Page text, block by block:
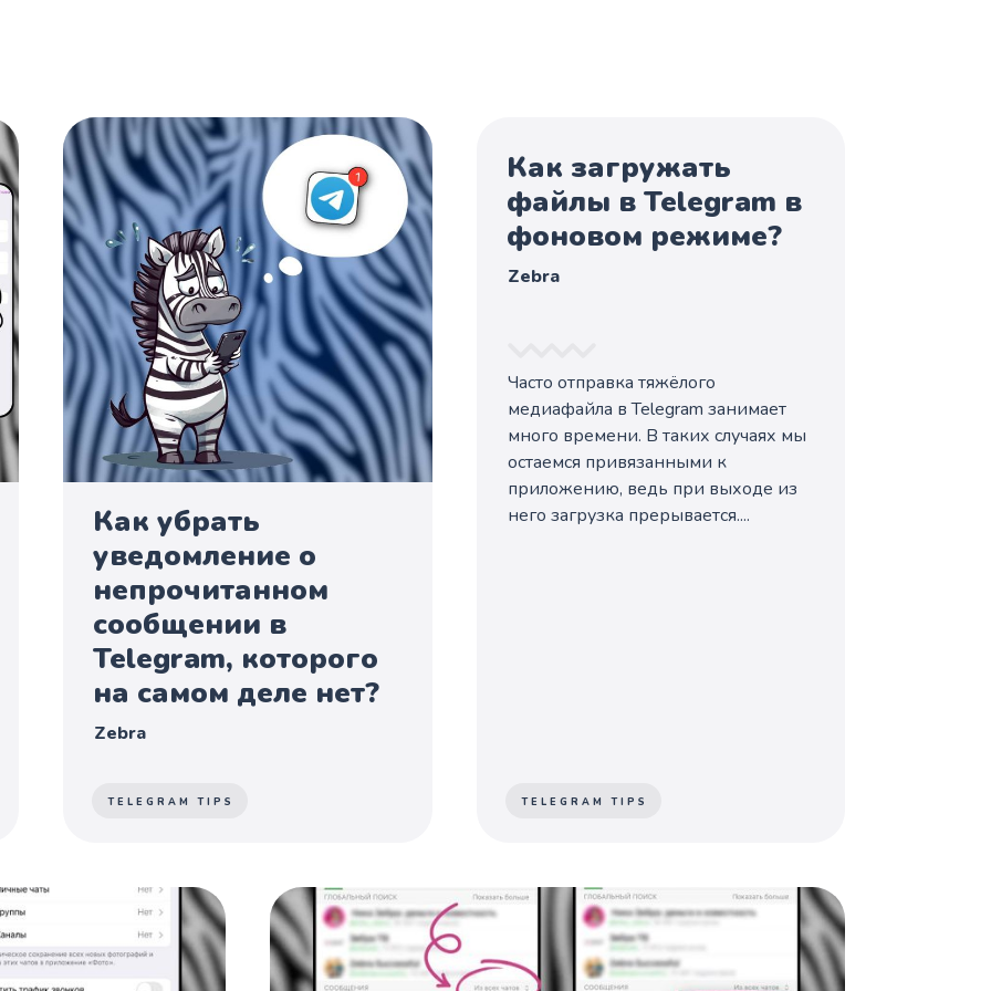
Как убрать
уведомление о
непрочитанном
сообщении в
Telegram, которого
на самом деле нет?
Zebra
TELEGRAM TIPS
Как загружать
файлы в Telegram в
фоновом режиме?
Zebra
Часто отправка тяжёлого
медиафайла в Telegram занимает
много времени. В таких случаях мы
остаемся привязанными к
приложению, ведь при выходе из
него загрузка прерывается....
TELEGRAM TIPS